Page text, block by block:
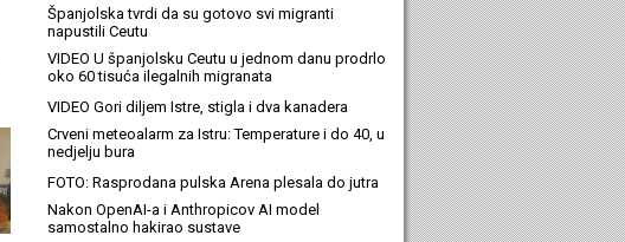
Španjolska tvrdi da su gotovo svi migranti
napustili Ceutu
VIDEO U španjolsku Ceutu u jednom danu prodrlo
oko 60 tisuća ilegalnih migranata
VIDEO Gori diljem Istre, stigla i dva kanadera
Crveni meteoalarm za Istru: Temperature i do 40, u
nedjelju bura
FOTO: Rasprodana pulska Arena plesala do jutra
Nakon OpenAI-a i Anthropicov AI model
samostalno hakirao sustave